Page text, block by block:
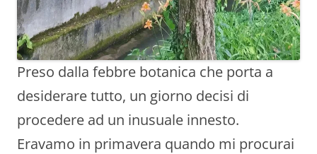
Preso dalla febbre botanica che porta a
desiderare tutto, un giorno decisi di
procedere ad un inusuale innesto.
Eravamo in primavera quando mi procurai